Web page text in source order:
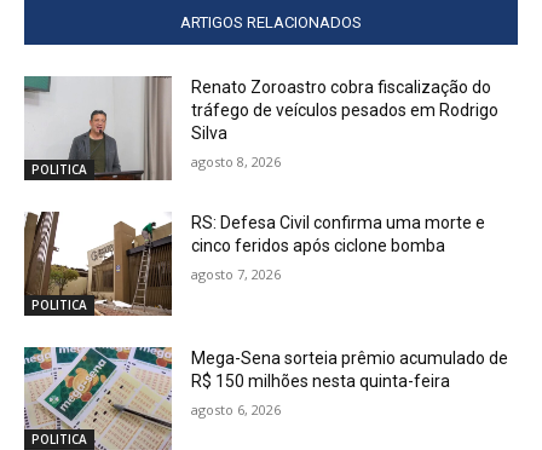
ARTIGOS RELACIONADOS
POLITICA
Renato Zoroastro cobra fiscalização do
tráfego de veículos pesados em Rodrigo
Silva
agosto 8, 2026
POLITICA
RS: Defesa Civil confirma uma morte e
cinco feridos após ciclone bomba
agosto 7, 2026
POLITICA
Mega-Sena sorteia prêmio acumulado de
R$ 150 milhões nesta quinta-feira
agosto 6, 2026